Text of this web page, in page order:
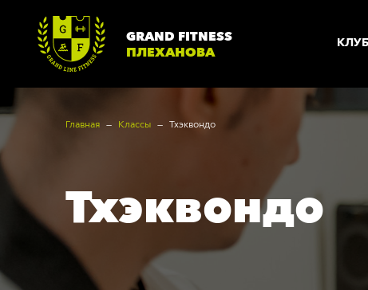
GRAND FITNESS
ПЛЕХАНОВА
Плеханова
Согласие
Главная Классы Тхэквондо
Тхэквондо